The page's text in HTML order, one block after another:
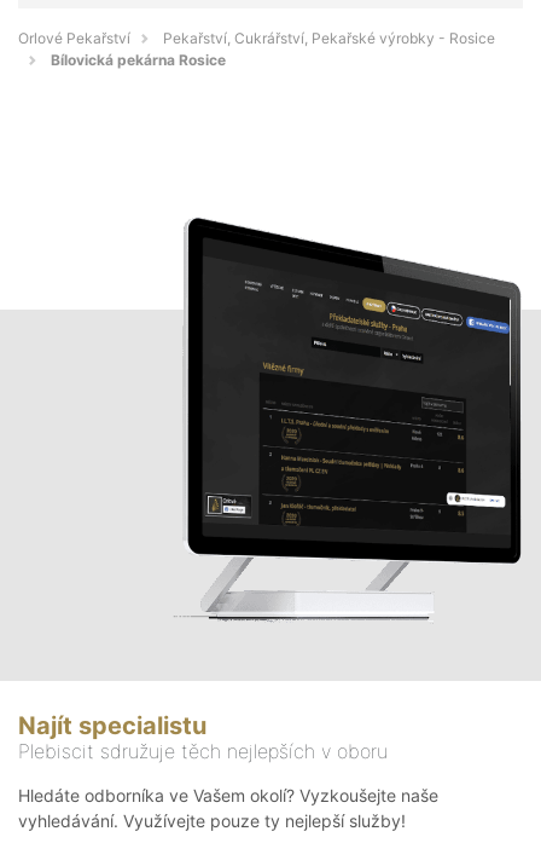
Orlové Pekařství
Pekařství, Cukrářství, Pekařské výrobky - Rosice
Bílovická pekárna Rosice
Najít specialistu
Plebiscit sdružuje těch nejlepších v oboru
Hledáte odborníka ve Vašem okolí? Vyzkoušejte naše
vyhledávání. Využívejte pouze ty nejlepší služby!